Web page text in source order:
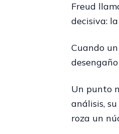
Freud
decisiva:
Cuando
Un punto
análisis,
roza un